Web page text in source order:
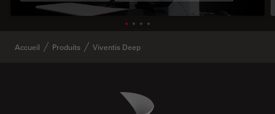
Accueil Produits Viventis Deep
Danaher Logo